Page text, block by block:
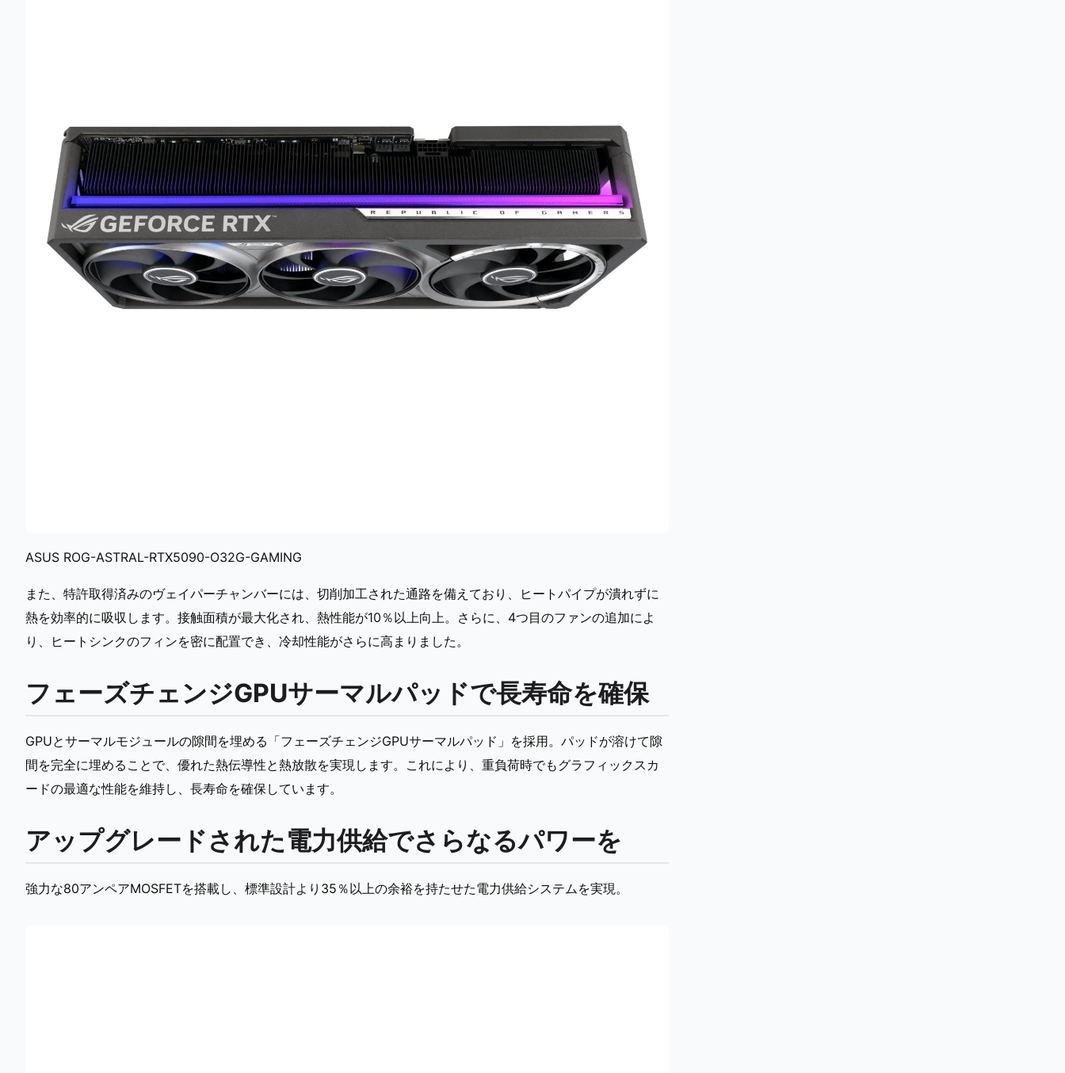
ASUS ROG-ASTRAL-RTX5090-O32G-GAMING
また、特許取得済みのヴェイパーチャンバーには、切削加工された通路を備えており、ヒートパイプが潰れずに
熱を効率的に吸収します。接触面積が最大化され、熱性能が10％以上向上。さらに、4つ目のファンの追加によ
り、ヒートシンクのフィンを密に配置でき、冷却性能がさらに高まりました。
フェーズチェンジGPUサーマルパッドで長寿命を確保
GPUとサーマルモジュールの隙間を埋める「フェーズチェンジGPUサーマルパッド」を採用。パッドが溶けて隙
間を完全に埋めることで、優れた熱伝導性と熱放散を実現します。これにより、重負荷時でもグラフィックスカ
ードの最適な性能を維持し、長寿命を確保しています。
アップグレードされた電力供給でさらなるパワーを
強力な80アンペアMOSFETを搭載し、標準設計より35％以上の余裕を持たせた電力供給システムを実現。